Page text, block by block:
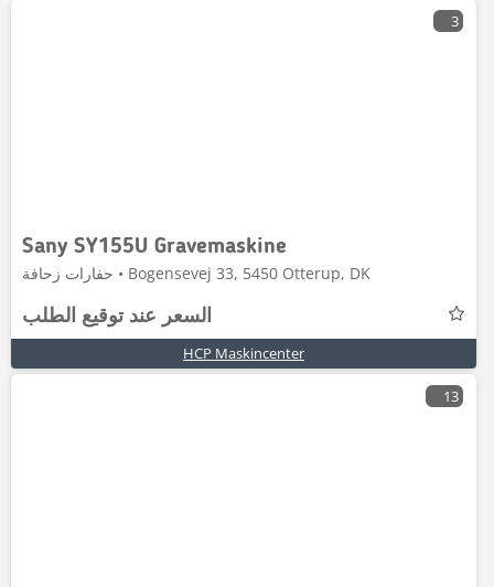
3
Sany SY155U Gravemaskine
حفارات زحافة • Bogensevej 33, 5450 Otterup, DK
السعر عند توقيع الطلب
HCP Maskincenter
13